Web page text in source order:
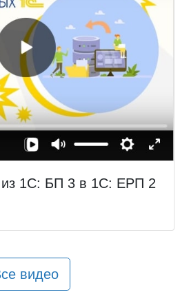
из 1С: БП 3 в 1С: ЕРП 2
видео